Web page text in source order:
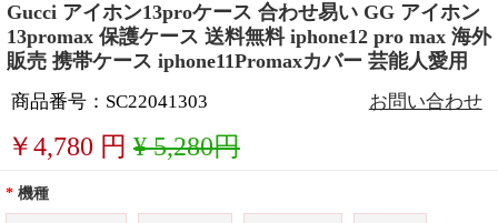
Gucci アイホン13proケース 合わせ易い GG アイホン
13promax 保護ケース 送料無料 iphone12 pro max 海外
販売 携帯ケース iphone11Promaxカバー 芸能人愛用
商品番号：SC22041303 お問い合わせ
￥4,780 円 ¥ 5,280円
* 機種